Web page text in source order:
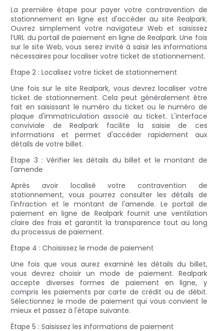
La première étape pour payer votre contravention de
stationnement en ligne est d'accéder au site Realpark.
Ouvrez simplement votre navigateur Web et saisissez
l’URL du portail de paiement en ligne de Realpark. Une fois
sur le site Web, vous serez invité à saisir les informations
nécessaires pour localiser votre ticket de stationnement.
Étape 2 : Localisez votre ticket de stationnement
Une fois sur le site Realpark, vous devrez localiser votre
ticket de stationnement. Cela peut généralement être
fait en saisissant le numéro du ticket ou le numéro de
plaque d'immatriculation associé au ticket. L'interface
conviviale de Realpark facilite la saisie de ces
informations et permet d'accéder rapidement aux
détails de votre billet.
Étape 3 : Vérifier les détails du billet et le montant de
l'amende
Après avoir localisé votre contravention de
stationnement, vous pourrez consulter les détails de
l'infraction et le montant de l'amende. Le portail de
paiement en ligne de Realpark fournit une ventilation
claire des frais et garantit la transparence tout au long
du processus de paiement.
Étape 4 : Choisissez le mode de paiement
Une fois que vous aurez examiné les détails du billet,
vous devrez choisir un mode de paiement. Realpark
accepte diverses formes de paiement en ligne, y
compris les paiements par carte de crédit ou de débit.
Sélectionnez le mode de paiement qui vous convient le
mieux et passez à l'étape suivante.
Étape 5 : Saisissez les informations de paiement